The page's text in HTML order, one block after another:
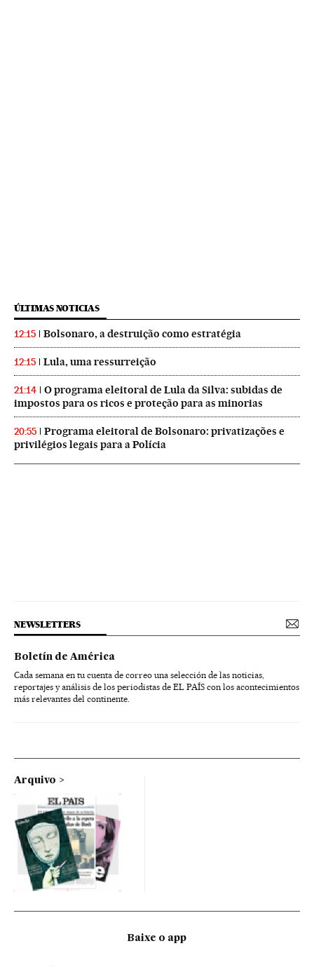
ÚLTIMAS NOTICIAS
12:15 Bolsonaro, a destruição como estratégia
12:15 Lula, uma ressurreição
21:14
O programa eleitoral de Lula da Silva: subidas de
impostos para os ricos e proteção para as minorias
20:55
Programa eleitoral de Bolsonaro: privatizações e
privilégios legais para a Polícia
NEWSLETTERS
Boletín de América
Cada semana en tu cuenta de correo una selección de las noticias,
reportajes y análisis de los periodistas de EL PAÍS con los acontecimientos
más relevantes del continente.
Arquivo
Baixe o app